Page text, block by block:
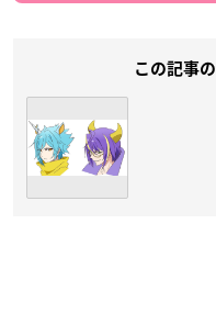
この記事